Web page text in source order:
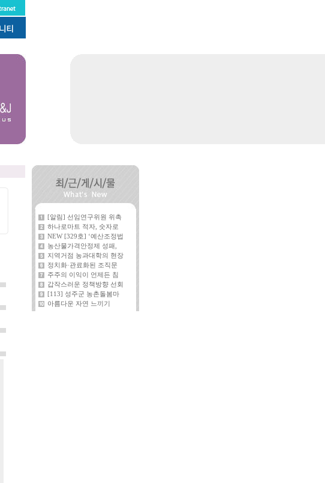
[알림] 선임연구위원 위촉
하나로마트 적자, 숫자로
NEW [329호] ‘예산조정법
농산물가격안정제 성패,
지역거점 농과대학의 현장
정치화·관료화된 조직문
주주의 이익이 언제든 침
갑작스러운 정책방향 선회
[113] 성주군 농촌돌봄마
아름다운 자연 느끼기